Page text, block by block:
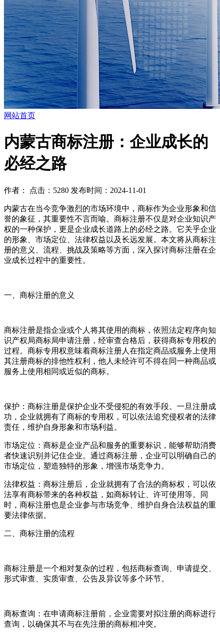
网站首页
内蒙古商标注册：企业成长的
必经之路
作者： 点击：5280 发布时间：2024-11-01
内蒙古在当今竞争激烈的市场环境中，商标作为企业形象和信
誉的象征，其重要性不言而喻。商标注册不仅是对企业知识产
权的一种保护，更是企业成长道路上的必经之路。它关乎企业
的形象、市场定位、法律权益以及长远发展。本文将从商标注
册的意义、流程、挑战及策略等方面，深入探讨商标注册在企
业成长过程中的重要性。
一、商标注册的意义
商标注册是指企业或个人将其使用的商标，依照法定程序向知
识产权局商标局申请注册，经审查合格后，获得商标专用权的
过程。商标专用权意味着商标注册人在指定商品或服务上使用
其注册商标的排他性权利，他人未经许可不得在同一种商品或
服务上使用相同或近似的商标。
保护：商标注册是保护企业不受侵犯的有效手段。一旦注册成
功，企业就拥有了商标的专用权，可以依法追究侵权者的法律
责任，维护自身形象和市场利益。
市场定位：商标是企业产品和服务的重要标识，能够帮助消费
者快速识别并记住企业。通过商标注册，企业可以明确自己的
市场定位，塑造独特的形象，增强市场竞争力。
法律权益：商标注册后，企业就拥有了合法的商标权，可以依
法享有商标带来的各种权益，如商标转让、许可使用等。同
时，商标注册也是企业参与市场竞争、维护自身合法权益的重
要法律依据。
二、商标注册的流程
商标注册是一个相对复杂的过程，包括商标查询、申请提交、
形式审查、实质审查、公告及异议等多个环节。
商标查询：在申请商标注册前，企业需要对拟注册的商标进行
查询，以确保其不与在先注册的商标相冲突。